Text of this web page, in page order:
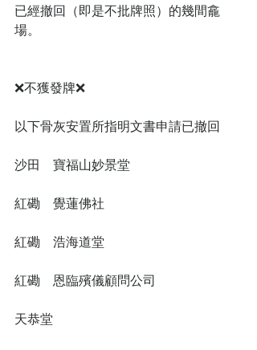
已經撤回（即是不批牌照）的幾間龕
場。
❌不獲發牌❌
以下骨灰安置所指明文書申請已撤回
沙田　寶福山妙景堂
紅磡　覺蓮佛社
紅磡　浩海道堂
紅磡　恩臨殯儀顧問公司
天恭堂